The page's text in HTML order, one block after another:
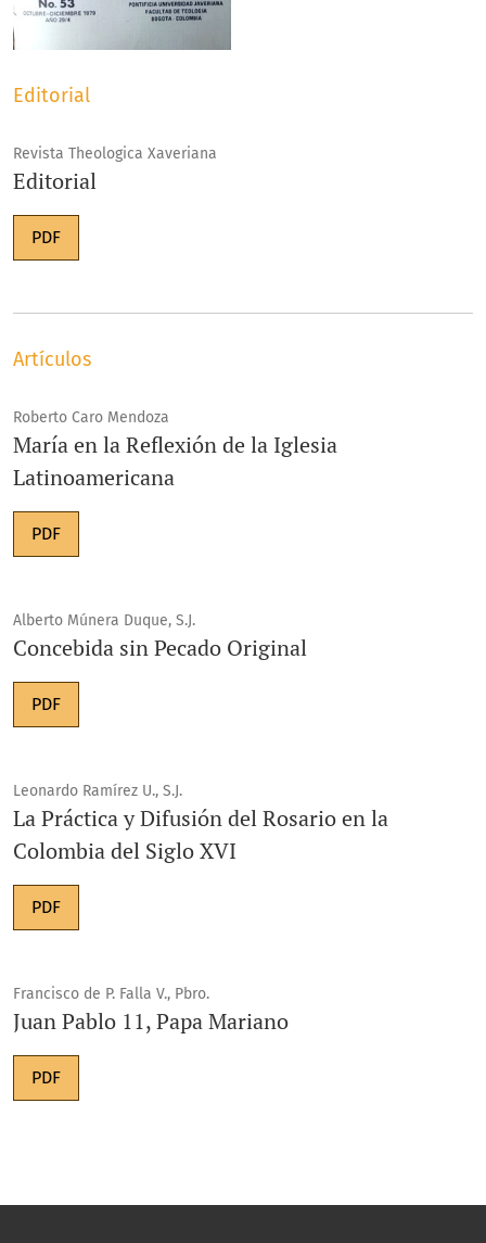
Editorial
Revista Theologica Xaveriana
Editorial
PDF
Artículos
Roberto Caro Mendoza
María en la Reflexión de la Iglesia
Latinoamericana
PDF
Alberto Múnera Duque, S.J.
Concebida sin Pecado Original
PDF
Leonardo Ramírez U., S.J.
La Práctica y Difusión del Rosario en la
Colombia del Siglo XVI
PDF
Francisco de P. Falla V., Pbro.
Juan Pablo 11, Papa Mariano
PDF